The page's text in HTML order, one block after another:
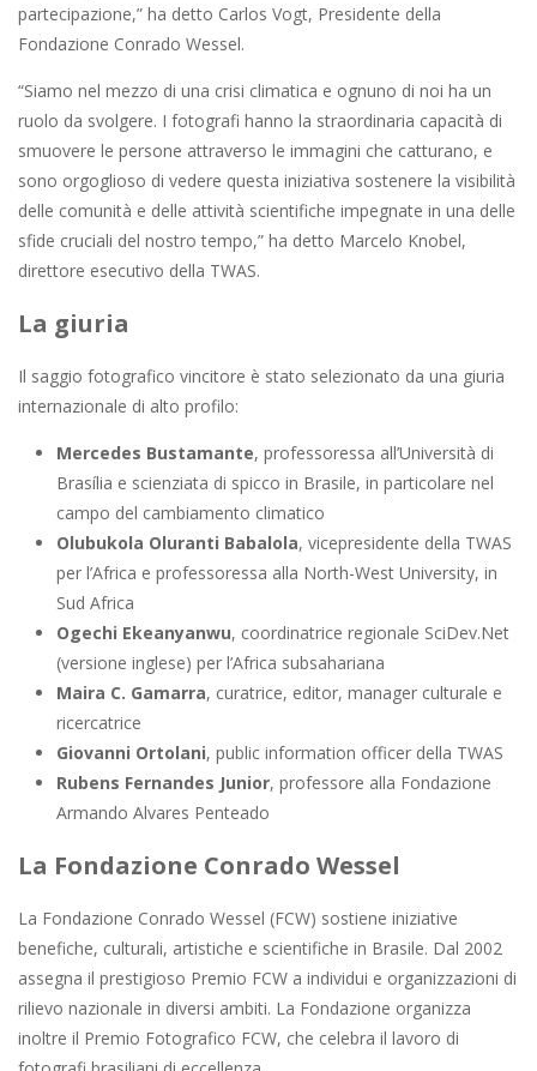
partecipazione,” ha detto Carlos Vogt, Presidente della
Fondazione Conrado Wessel.
“Siamo nel mezzo di una crisi climatica e ognuno di noi ha un
ruolo da svolgere. I fotografi hanno la straordinaria capacità di
smuovere le persone attraverso le immagini che catturano, e
sono orgoglioso di vedere questa iniziativa sostenere la visibilità
delle comunità e delle attività scientifiche impegnate in una delle
sfide cruciali del nostro tempo,” ha detto Marcelo Knobel,
direttore esecutivo della TWAS.
La giuria
Il saggio fotografico vincitore è stato selezionato da una giuria
internazionale di alto profilo:
Mercedes Bustamante, professoressa all’Università di
Brasília e scienziata di spicco in Brasile, in particolare nel
campo del cambiamento climatico
Olubukola Oluranti Babalola, vicepresidente della TWAS
per l’Africa e professoressa alla North-West University, in
Sud Africa
Ogechi Ekeanyanwu, coordinatrice regionale SciDev.Net
(versione inglese) per l’Africa subsahariana
Maira C. Gamarra, curatrice, editor, manager culturale e
ricercatrice
Giovanni Ortolani, public information officer della TWAS
Rubens Fernandes Junior, professore alla Fondazione
Armando Alvares Penteado
La Fondazione Conrado Wessel
La Fondazione Conrado Wessel (FCW) sostiene iniziative
benefiche, culturali, artistiche e scientifiche in Brasile. Dal 2002
assegna il prestigioso Premio FCW a individui e organizzazioni di
rilievo nazionale in diversi ambiti. La Fondazione organizza
inoltre il Premio Fotografico FCW, che celebra il lavoro di